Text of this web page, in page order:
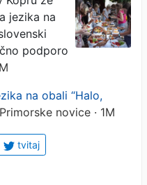
jezika na
podporo
na obali “Halo,
Primorske novice · 1M
tvitaj